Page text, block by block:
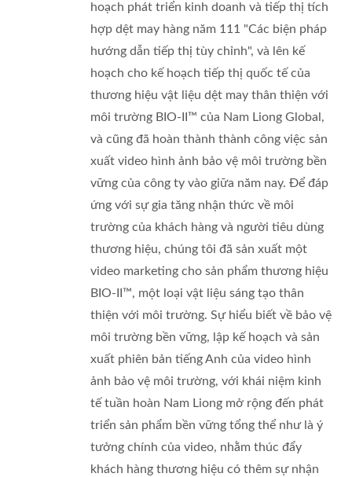
hoạch phát triển kinh doanh và tiếp thị tích
hợp dệt may hàng năm 111 "Các biện pháp
hướng dẫn tiếp thị tùy chỉnh", và lên kế
hoạch cho kế hoạch tiếp thị quốc tế của
thương hiệu vật liệu dệt may thân thiện với
môi trường BIO-II™ của Nam Liong Global,
và cũng đã hoàn thành thành công việc sản
xuất video hình ảnh bảo vệ môi trường bền
vững của công ty vào giữa năm nay. Để đáp
ứng với sự gia tăng nhận thức về môi
trường của khách hàng và người tiêu dùng
thương hiệu, chúng tôi đã sản xuất một
video marketing cho sản phẩm thương hiệu
BIO-II™, một loại vật liệu sáng tạo thân
thiện với môi trường. Sự hiểu biết về bảo vệ
môi trường bền vững, lập kế hoạch và sản
xuất phiên bản tiếng Anh của video hình
ảnh bảo vệ môi trường, với khái niệm kinh
tế tuần hoàn Nam Liong mở rộng đến phát
triển sản phẩm bền vững tổng thể như là ý
tưởng chính của video, nhằm thúc đẩy
khách hàng thương hiệu có thêm sự nhận